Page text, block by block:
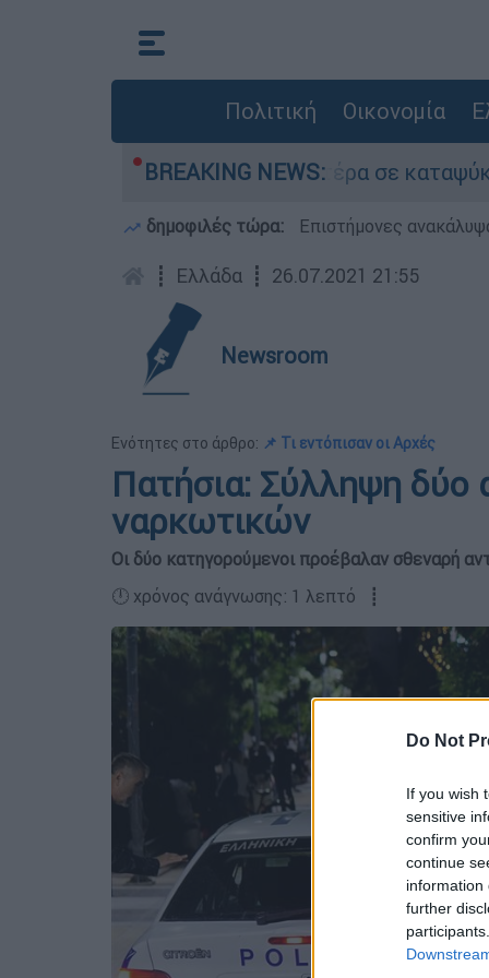
Do Not
If you wish
sensitive
confirm
continue
information
further
Πολιτική Οικονομία
BREAKING NEWS:
είχε τον νεκρό του πατέρα σε καταψύκτη
δημοφιλές τώρα: Επιστήμονες
┋ Ελλάδα ┋ 26.07.2021 21:55
Newsroom
Ενότητες στο άρθρο: 📌 Τι εντόπισαν οι Αρχές
Πατήσια: Σύλληψη δύο
ναρκωτικών
Οι δύο κατηγορούμενοι προέβαλαν σθεναρή
🕛 χρόνος ανάγνωσης: 1 λεπτό ┋